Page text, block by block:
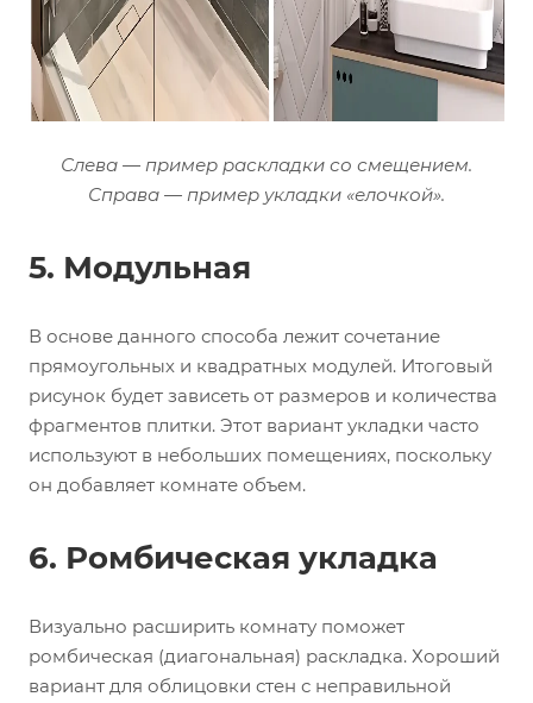
Слева — пример раскладки со смещением.
Справа — пример укладки «елочкой».
5. Модульная
В основе данного способа лежит сочетание
прямоугольных и квадратных модулей. Итоговый
рисунок будет зависеть от размеров и количества
фрагментов плитки. Этот вариант укладки часто
используют в небольших помещениях, поскольку
он добавляет комнате объем.
6. Ромбическая укладка
Визуально расширить комнату поможет
ромбическая (диагональная) раскладка. Хороший
вариант для облицовки стен с неправильной